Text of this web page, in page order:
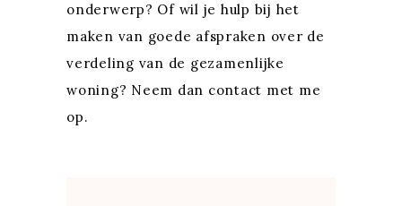
onderwerp? Of wil je hulp bij het
maken van goede afspraken over de
verdeling van de gezamenlijke
woning? Neem dan contact met me
op.